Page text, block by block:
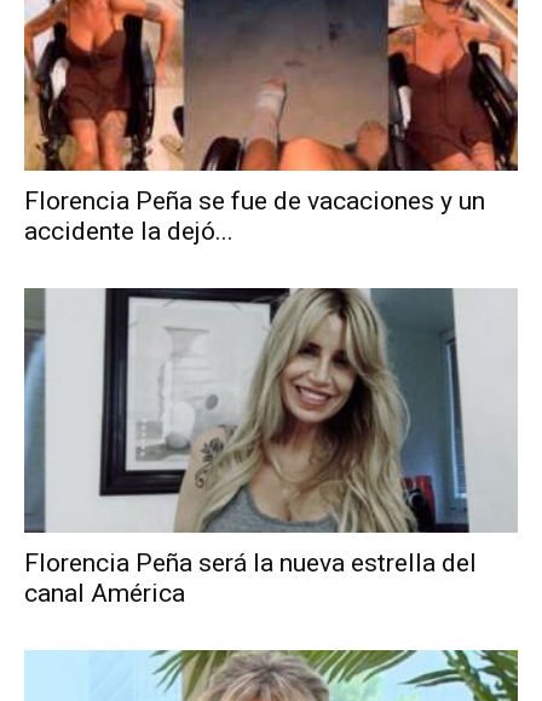
Florencia Peña se fue de vacaciones y un
accidente la dejó...
Florencia Peña será la nueva estrella del
canal América